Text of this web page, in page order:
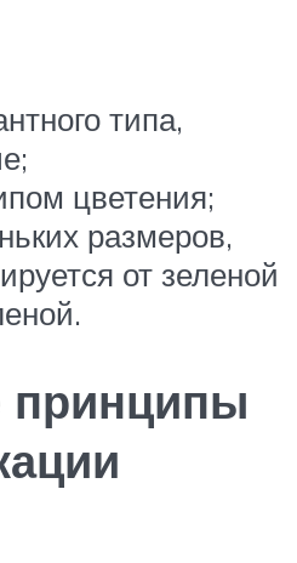
типа,
цветения;
размеров,
от зеленой